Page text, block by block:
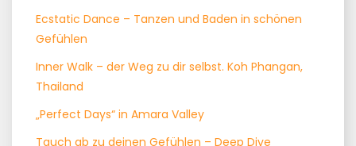
Ecstatic Dance – Tanzen und Baden in schönen
Gefühlen
Inner Walk – der Weg zu dir selbst. Koh Phangan,
Thailand
„Perfect Days“ in Amara Valley
Tauch ab zu deinen Gefühlen – Deep Dive